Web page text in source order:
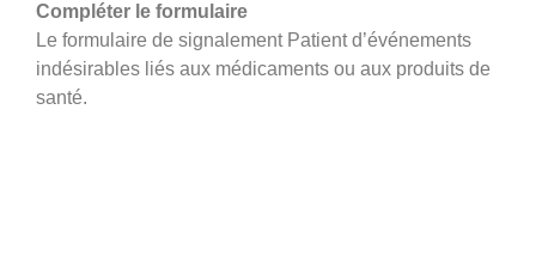
Compléter le formulaire
Le formulaire de signalement Patient d’événements
indésirables liés aux médicaments ou aux produits de
santé.